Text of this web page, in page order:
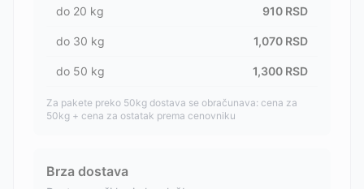
do 20 kg 910 RSD
do 30 kg 1,070 RSD
do 50 kg 1,300 RSD
Za pakete preko 50kg dostava se obračunava: cena za
50kg + cena za ostatak prema cenovniku
Brza dostava